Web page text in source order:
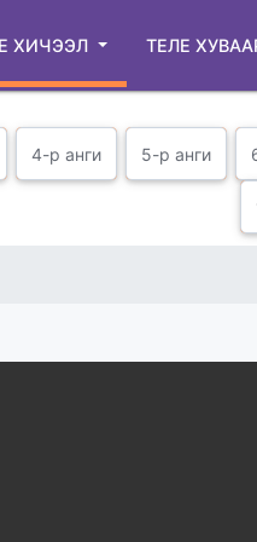
ХИЧЭЭЛ ТЕЛЕ
4-р анги 5-р анги